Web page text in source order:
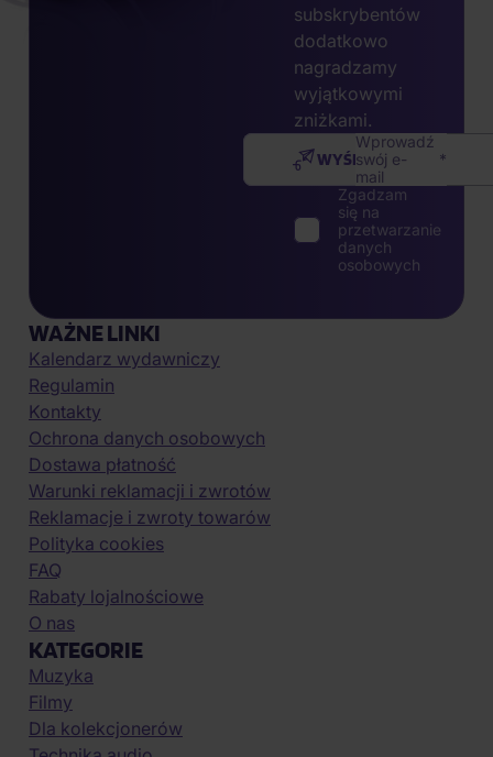
subskrybentów
dodatkowo
nagradzamy
wyjątkowymi
zniżkami.
Wprowadź
swój e-
mail
WYŚLIJ
Zgadzam
się na
przetwarzanie
danych
osobowych
WAŻNE LINKI
Kalendarz wydawniczy
Regulamin
Kontakty
Ochrona danych osobowych
Dostawa płatność
Warunki reklamacji i zwrotów
Reklamacje i zwroty towarów
Polityka cookies
FAQ
Rabaty lojalnościowe
O nas
KATEGORIE
Muzyka
Filmy
Dla kolekcjonerów